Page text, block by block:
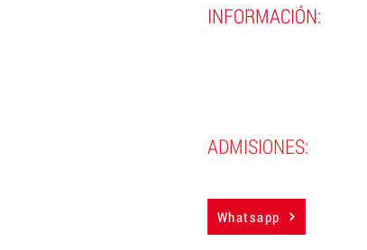
INFORMACIÓN:
ADMISIONES:
Whatsapp